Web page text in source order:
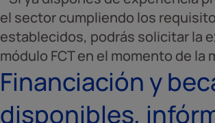
el sector cumpliendo los
establecidos, podrás solicitar la
módulo FCT en el momento de la
Financiación y
disponibles,